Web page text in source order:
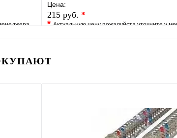
Цена:
215 руб. *
*Актуальную цену пожалуйста уточните у
В избранное Сравнение
В корзину